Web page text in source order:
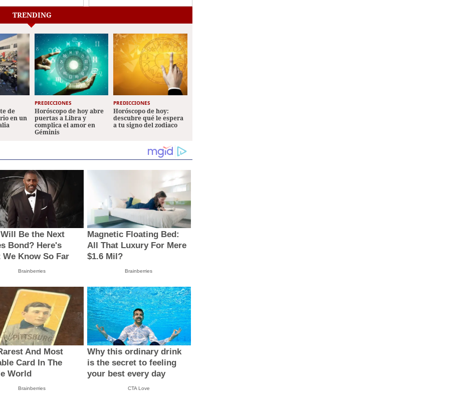
TRENDING
de
en un
PREDICCIONES
Horóscopo de hoy abre
puertas a Libra y
complica el amor en
Géminis
PREDICCIONES
Horóscopo de hoy:
descubre qué le espera
a tu signo del zodiaco
Be the Next
Bond? Here's
We Know So Far
Brainberries
Magnetic Floating Bed:
All That Luxury For Mere
$1.6 Mil?
Brainberries
And Most
Card In The
World
Brainberries
Why this ordinary drink
is the secret to feeling
your best every day
CTA Love